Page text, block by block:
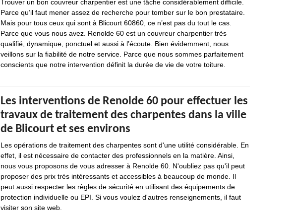
Trouver un bon couvreur charpentier est une tâche considérablement difficile.
Parce qu’il faut mener assez de recherche pour tomber sur le bon prestataire.
Mais pour tous ceux qui sont à Blicourt 60860, ce n’est pas du tout le cas.
Parce que vous nous avez. Renolde 60 est un couvreur charpentier très
qualifié, dynamique, ponctuel et aussi à l’écoute. Bien évidemment, nous
veillons sur la fiabilité de notre service. Parce que nous sommes parfaitement
conscients que notre intervention définit la durée de vie de votre toiture.
Les interventions de Renolde 60 pour effectuer les
travaux de traitement des charpentes dans la ville
de Blicourt et ses environs
Les opérations de traitement des charpentes sont d'une utilité considérable. En
effet, il est nécessaire de contacter des professionnels en la matière. Ainsi,
nous vous proposons de vous adresser à Renolde 60. N'oubliez pas qu'il peut
proposer des prix très intéressants et accessibles à beaucoup de monde. Il
peut aussi respecter les règles de sécurité en utilisant des équipements de
protection individuelle ou EPI. Si vous voulez d'autres renseignements, il faut
visiter son site web.